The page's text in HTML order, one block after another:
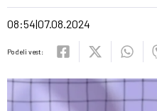
08:54 07.08.2024
Podeli vest: